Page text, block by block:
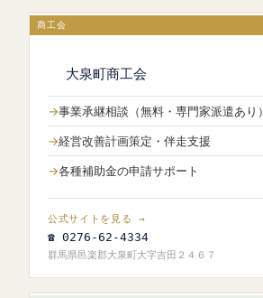
商工会
大泉町商工会
事業承継相談（無料・専門家派遣あり）
経営改善計画策定・伴走支援
各種補助金の申請サポート
公式サイトを見る →
☎ 0276-62-4334
群馬県邑楽郡大泉町大字吉田２４６７